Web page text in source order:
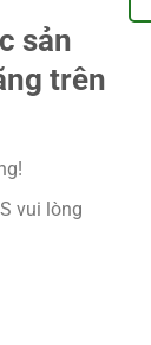
sản
trên
vui lòng